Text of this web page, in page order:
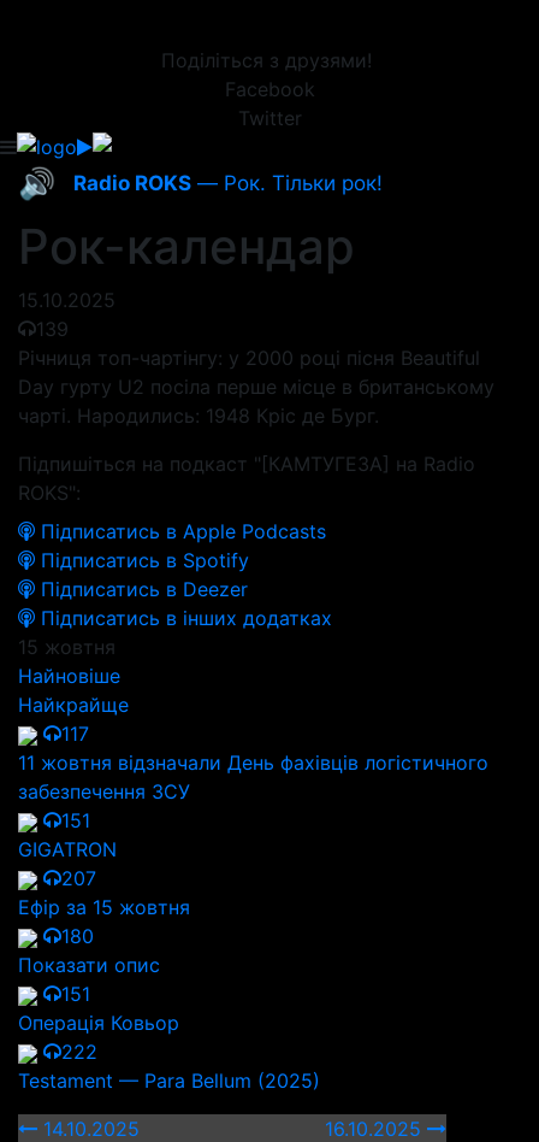
Поділіться з друзями!
Facebook
Twitter
🔊 Radio ROKS — Рок. Тільки рок!
Рок-календар
15.10.2025
139
Річниця топ-чартінгу: у 2000 році пісня Beautiful
Day гурту U2 посіла перше місце в британському
чарті. Народились: 1948 Кріс де Бург.
Підпишіться на подкаст "[КАМТУГЕЗА] на Radio
ROKS":
Підписатись в Apple Podcasts
Підписатись в Spotify
Підписатись в Deezer
Підписатись в інших додатках
15 жовтня
Найновіше
Найкрайще
117
11 жовтня відзначали День фахівців логістичного
забезпечення ЗСУ
151
GIGATRON
207
Ефір за 15 жовтня
180
Показати опис
151
Операція Ковьор
222
Testament — Para Bellum (2025)
14.10.2025
16.10.2025